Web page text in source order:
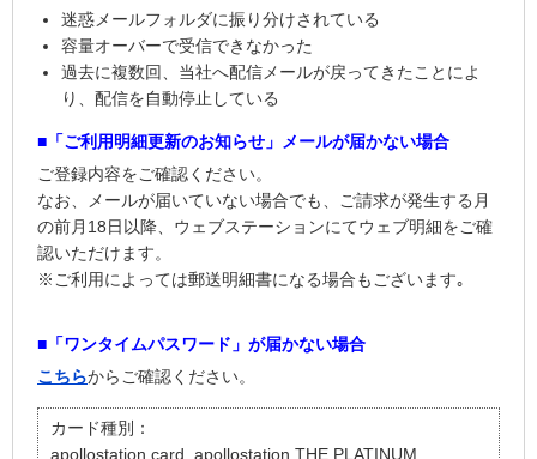
迷惑メールフォルダに振り分けされている
容量オーバーで受信できなかった
過去に複数回、当社へ配信メールが戻ってきたことによ
り、配信を自動停止している
■「ご利用明細更新のお知らせ」メールが届かない場合
ご登録内容をご確認ください。
なお、メールが届いていない場合でも、ご請求が発生する月
の前月18日以降、ウェブステーションにてウェブ明細をご確
認いただけます。
※ご利用によっては郵送明細書になる場合もございます｡
■「ワンタイムパスワード」が届かない場合
こちらからご確認ください。
カード種別：
apollostation card, apollostation THE PLATINUM,